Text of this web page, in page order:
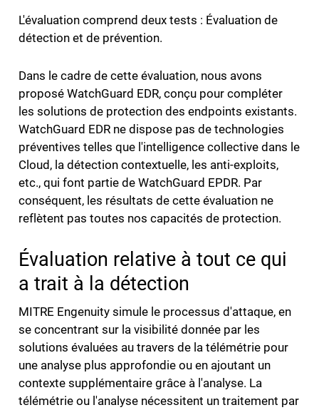
L'évaluation comprend deux tests : Évaluation de
détection et de prévention.
Dans le cadre de cette évaluation, nous avons
proposé WatchGuard EDR, conçu pour compléter
les solutions de protection des endpoints existants.
WatchGuard EDR ne dispose pas de technologies
préventives telles que l'intelligence collective dans le
Cloud, la détection contextuelle, les anti-exploits,
etc., qui font partie de WatchGuard EPDR. Par
conséquent, les résultats de cette évaluation ne
reflètent pas toutes nos capacités de protection.
Évaluation relative à tout ce qui
a trait à la détection
MITRE Engenuity simule le processus d'attaque, en
se concentrant sur la visibilité donnée par les
solutions évaluées au travers de la télémétrie pour
une analyse plus approfondie ou en ajoutant un
contexte supplémentaire grâce à l'analyse. La
télémétrie ou l'analyse nécessitent un traitement par